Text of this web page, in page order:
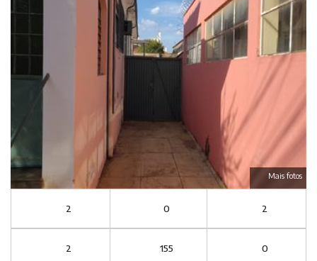
Mais fotos
2 0 2
2 155 0